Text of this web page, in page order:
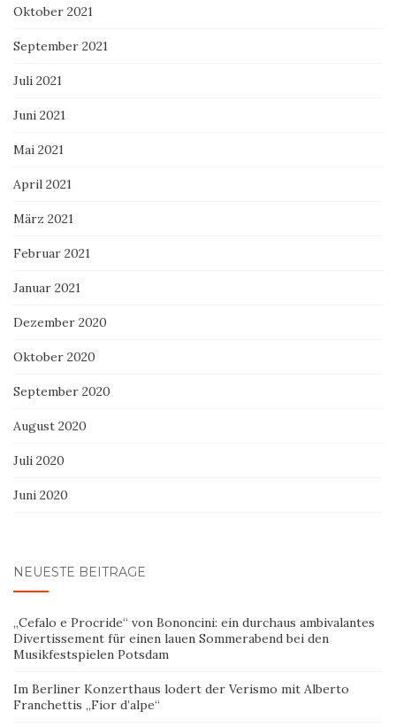
Oktober 2021
September 2021
Juli 2021
Juni 2021
Mai 2021
April 2021
März 2021
Februar 2021
Januar 2021
Dezember 2020
Oktober 2020
September 2020
August 2020
Juli 2020
Juni 2020
NEUESTE BEITRÄGE
„Cefalo e Procride“ von Bononcini: ein durchaus ambivalantes
Divertissement für einen lauen Sommerabend bei den
Musikfestspielen Potsdam
Im Berliner Konzerthaus lodert der Verismo mit Alberto
Franchettis „Fior d’alpe“